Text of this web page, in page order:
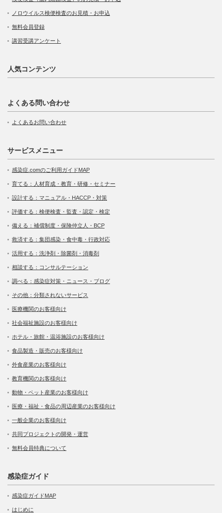
ノロウイルス検便検査のお見積・お申込
無料会員登録
講習受講アンケート
人気コンテンツ
よくある問い合わせ
よくあるお問い合わせ
サービスメニュー
感染症.comのご利用ガイドMAP
育てる：人材育成・教育・研修・セミナー
設計する：マニュアル・HACCP・対策
評価する：検便検査・監査・認定・検定
備える：補償制度・保険仲立人・BCP
救済する：集団感染・食中毒・行政対応
活用する：洗浄剤・除菌剤・消毒剤
相談する：コンサルテーション
調べる：感染症対策・ニュース・ブログ
その他：分類されないサービス
医療機関のお客様向け
社会福祉施設のお客様向け
ホテル・旅館・温浴施設のお客様向け
食品製造・販売のお客様向け
外食産業のお客様向け
教育機関のお客様向け
動物・ペット産業のお客様向け
医療・福祉・食品の周辺産業のお客様向け
一般企業のお客様向け
共同プロジェクトの開発・運営
無料会員特典について
感染症ガイド
感染症ガイドMAP
はじめに